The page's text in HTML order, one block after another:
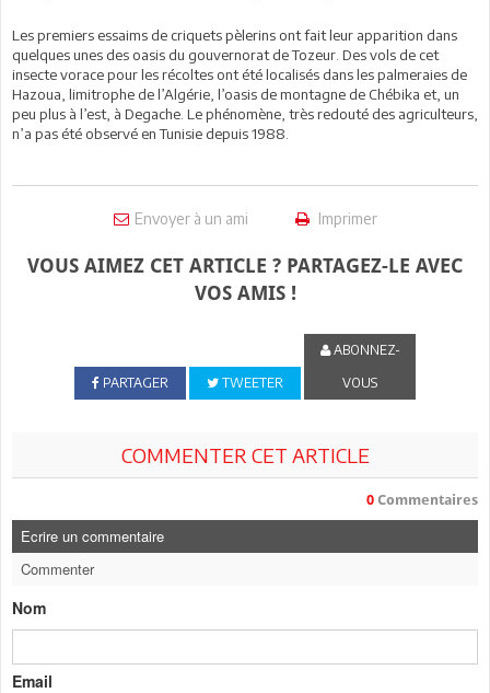
Les premiers essaims de criquets pèlerins ont fait leur apparition dans
quelques unes des oasis du gouvernorat de Tozeur. Des vols de cet
insecte vorace pour les récoltes ont été localisés dans les palmeraies de
Hazoua, limitrophe de l’Algérie, l’oasis de montagne de Chébika et, un
peu plus à l’est, à Degache. Le phénomène, très redouté des agriculteurs,
n’a pas été observé en Tunisie depuis 1988.
Envoyer à un ami Imprimer
VOUS AIMEZ CET ARTICLE ? PARTAGEZ-LE AVEC
VOS AMIS !
PARTAGER TWEETER
ABONNEZ-
VOUS
COMMENTER CET ARTICLE
0 Commentaires
Ecrire un commentaire
Commenter
Nom
Email